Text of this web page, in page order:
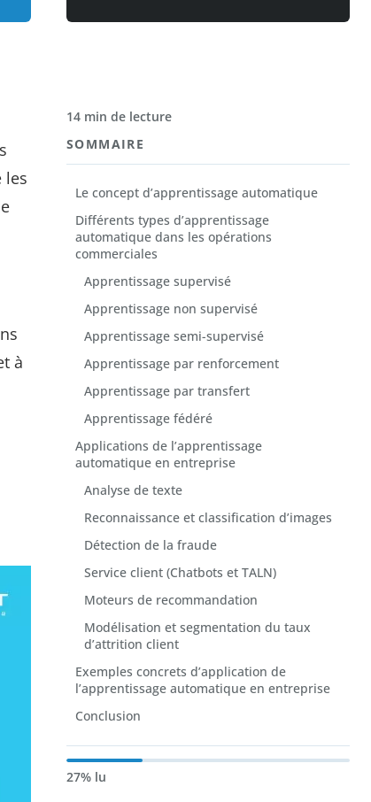
les
à
14 min de lecture
SOMMAIRE
Le concept d’apprentissage automatique
Différents types d’apprentissage
automatique dans les opérations
commerciales
Apprentissage supervisé
Apprentissage non supervisé
Apprentissage semi-supervisé
Apprentissage par renforcement
Apprentissage par transfert
Apprentissage fédéré
Applications de l’apprentissage
automatique en entreprise
Analyse de texte
Reconnaissance et classification d’images
Détection de la fraude
Service client (Chatbots et TALN)
Moteurs de recommandation
Modélisation et segmentation du taux
d’attrition client
Exemples concrets d’application de
l’apprentissage automatique en entreprise
Conclusion
27% lu